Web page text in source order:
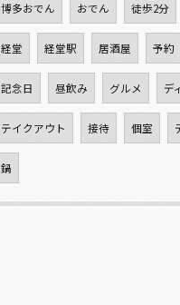
博多おでん おでん 徒歩2分
経堂 経堂駅 居酒屋 予約
記念日 昼飲み グルメ デ
テイクアウト 接待 個室
鍋